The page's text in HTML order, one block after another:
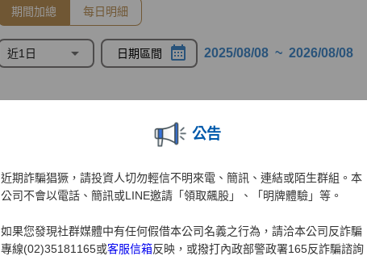
公告
近期詐騙猖獗，請投資人切勿輕信不明來電、簡訊、連結或陌生群組。本
公司不會以電話、簡訊或LINE邀請「領取飆股」、「明牌體驗」等。
如果您發現社群媒體中有任何假借本公司名義之行為，請洽本公司反詐騙
專線(02)35181165或客服信箱反映，或撥打內政部警政署165反詐騙諮詢